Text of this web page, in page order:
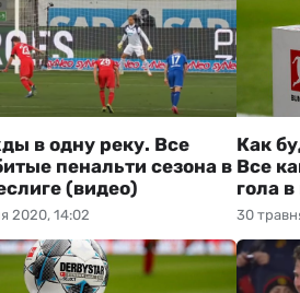
2020, 14:02
в одну реку. Все
пенальти сезона в
(видео)
30
Как
Все
гола